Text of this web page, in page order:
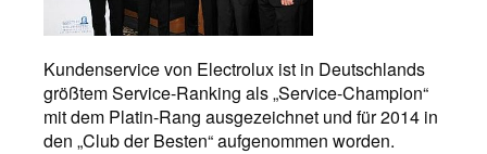
Kundenservice von Electrolux ist in Deutschlands
größtem Service-Ranking als „Service-Champion“
mit dem Platin-Rang ausgezeichnet und für 2014 in
den „Club der Besten“ aufgenommen worden.